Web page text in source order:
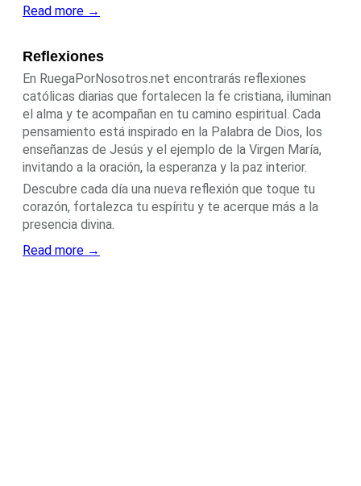
Read more →
Reflexiones
En RuegaPorNosotros.net encontrarás reflexiones
católicas diarias que fortalecen la fe cristiana, iluminan
el alma y te acompañan en tu camino espiritual. Cada
pensamiento está inspirado en la Palabra de Dios, los
enseñanzas de Jesús y el ejemplo de la Virgen María,
invitando a la oración, la esperanza y la paz interior.
Descubre cada día una nueva reflexión que toque tu
corazón, fortalezca tu espíritu y te acerque más a la
presencia divina.
Read more →